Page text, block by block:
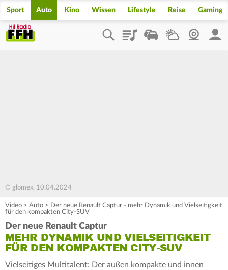
Sport Auto Kino Wissen Lifestyle Reise Gaming
PlaylistStaupilotWetterWebcam
© glomex, 10.04.2024
Video > Auto > Der neue Renault Captur - mehr Dynamik und Vielseitigkeit
für den kompakten City-SUV
Der neue Renault Captur
MEHR DYNAMIK UND VIELSEITIGKEIT
FÜR DEN KOMPAKTEN CITY-SUV
Vielseitiges Multitalent: Der außen kompakte und innen